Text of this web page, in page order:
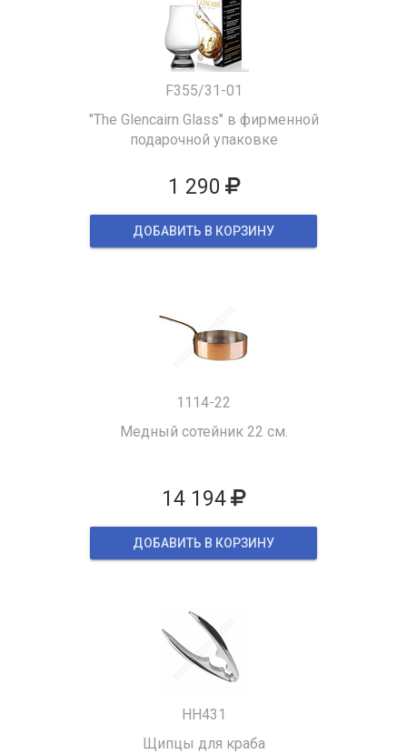
F355/31-01
"The Glencairn Glass" в фирменной
подарочной упаковке
1 290
ДОБАВИТЬ В КОРЗИНУ
1114-22
Медный сотейник 22 см.
14 194
ДОБАВИТЬ В КОРЗИНУ
HH431
Щипцы для краба